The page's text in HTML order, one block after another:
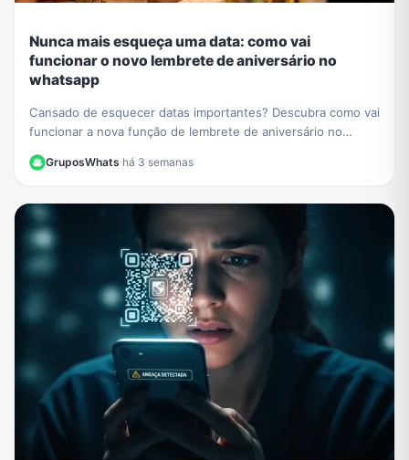
Nunca mais esqueça uma data: como vai
funcionar o novo lembrete de aniversário no
whatsapp
Cansado de esquecer datas importantes? Descubra como vai
funcionar a nova função de lembrete de aniversário no
WhatsApp e nunca mais perca uma comemoração.
GruposWhats·há 3 semanas